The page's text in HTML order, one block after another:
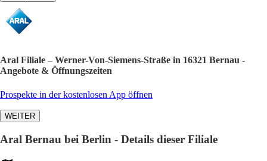
Aral Filiale – Werner-Von-Siemens-Straße in 16321 Bernau -
Angebote & Öffnungszeiten
Prospekte in der kostenlosen App öffnen
WEITER
Aral Bernau bei Berlin - Details dieser Filiale